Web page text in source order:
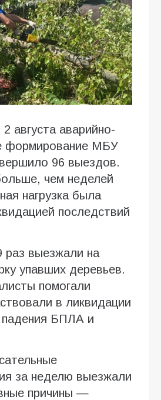
августа аварийно-
формирование МБУ
96 выездов.
чем неделей
нагрузка была
последствий
раз выезжали на
упавших деревьев.
помогали
в ликвидации
падения БПЛА и
за неделю выезжали
причины —